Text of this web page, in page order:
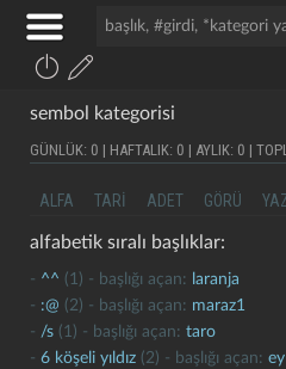
sembol kategorisi
GÜNLÜK: 0 | HAFTALIK: 0 | AYLIK: 0 |
ALFA TARI ADET GÖRÜ
alfabetik sıralı başlıklar:
- ^^ (1) - başlığı açan: laranja
- :@ (2) - başlığı açan: maraz1
- /s (1) - başlığı açan: taro
- 6 köşeli yıldız (2) - başlığı açan: